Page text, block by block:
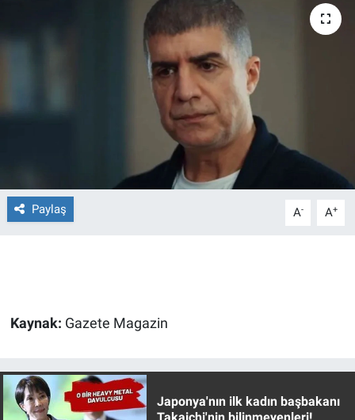
Paylaş A- A+
Kaynak: Gazete Magazin
Japonya'nın ilk kadın başbakanı
Forum
Gün Başlıyor
Gündem Özel
Haber